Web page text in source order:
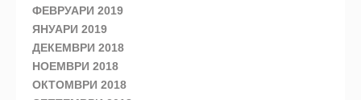
ФЕВРУАРИ 2019
ЯНУАРИ 2019
ДЕКЕМВРИ 2018
НОЕМВРИ 2018
ОКТОМВРИ 2018